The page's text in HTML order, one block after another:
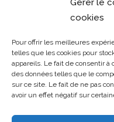
Gérer le
cookies
Pour offrir les meilleures
telles que les cookies pour
appareils. Le fait de consentir
des données telles que le
sur ce site. Le fait de ne pas
avoir un effet négatif sur
nous à l'adresse courriel
Tous droits réservés @2019
| Centre de prévention de la
radicalisation menant à la
(CPRMV)